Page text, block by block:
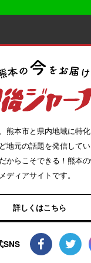
熊本市と県内地域に特
地元の話題を発信してい
からこそできる！熊本
ディアサイトです。
詳しくはこちら
SNS